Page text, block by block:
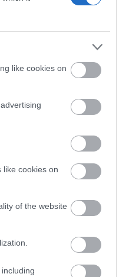
like cookies on
like cookies on
of the website
végső célja